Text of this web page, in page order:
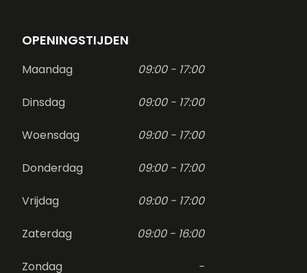
OPENINGSTIJDEN
Maandag 09:00 - 17:00
Dinsdag 09:00 - 17:00
Woensdag 09:00 - 17:00
Donderdag 09:00 - 17:00
Vrijdag 09:00 - 17:00
Zaterdag 09:00 - 16:00
Zondag -